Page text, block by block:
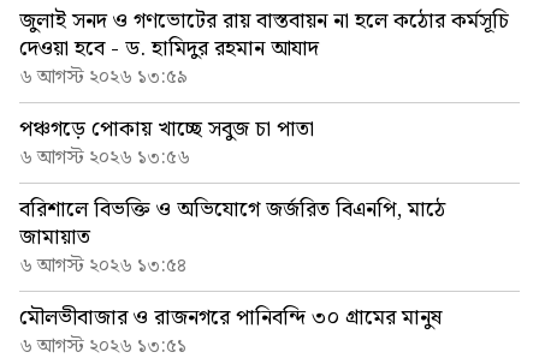
জুলাই সনদ ও গণভোটের রায় বাস্তবায়ন না হলে কঠোর কর্মসূচি
দেওয়া হবে - ড. হামিদুর রহমান আযাদ
৬ আগস্ট ২০২৬ ১৩:৫৯
পঞ্চগড়ে পোকায় খাচ্ছে সবুজ চা পাতা
৬ আগস্ট ২০২৬ ১৩:৫৬
বরিশালে বিভক্তি ও অভিযোগে জর্জরিত বিএনপি, মাঠে
জামায়াত
৬ আগস্ট ২০২৬ ১৩:৫৪
মৌলভীবাজার ও রাজনগরে পানিবন্দি ৩০ গ্রামের মানুষ
৬ আগস্ট ২০২৬ ১৩:৫১